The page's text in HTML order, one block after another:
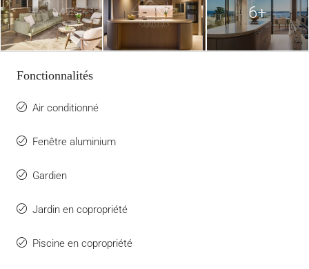
6+
Fonctionnalités
Air conditionné
Fenêtre aluminium
Gardien
Jardin en copropriété
Piscine en copropriété